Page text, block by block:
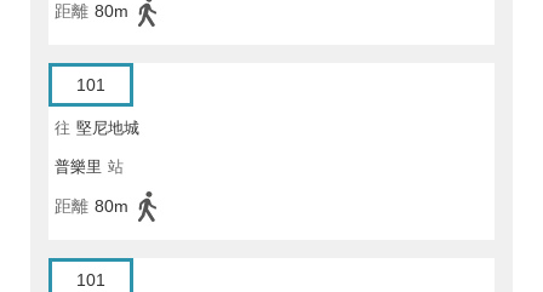
距離 80m
101
往 堅尼地城
普樂里 站
距離 80m
101